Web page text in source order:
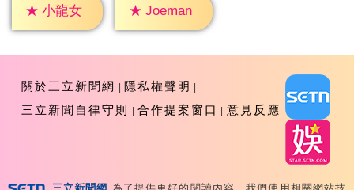
★ 小龍女 ★ Joeman
關於三立新聞網
隱私權聲明
三立新聞自律守則
合作提案窗口 意見反應
三立新聞網 為了提供更好的閱讀內容，我們使用相關網站技